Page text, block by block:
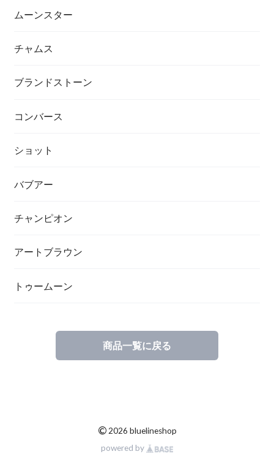
ムーンスター
チャムス
ブランドストーン
コンバース
ショット
バブアー
チャンピオン
アートブラウン
トゥームーン
商品一覧に戻る
© 2026 bluelineshop
powered by